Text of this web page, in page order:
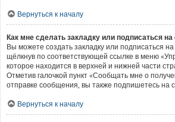
Вернуться к началу
Как мне сделать закладку или подписаться
Вы можете создать закладку или подписаться
щёлкнув по соответствующей ссылке в меню
которое находится в верхней и нижней части
Отметив галочкой пункт «Сообщать мне о
отправке сообщения, вы также подпишетесь на
Вернуться к началу